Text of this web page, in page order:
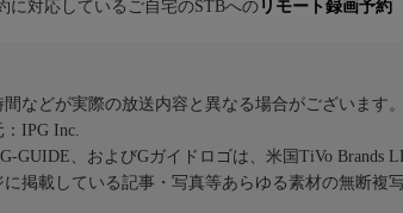
に対応しているご自宅のSTBへの リモート録画予約
などが実際の放送内容と異なる場合がございます。
IPG Inc.
GUIDE、およびGガイドロゴは、米国TiVo Brands
掲載している記事・写真等あらゆる素材の無断複